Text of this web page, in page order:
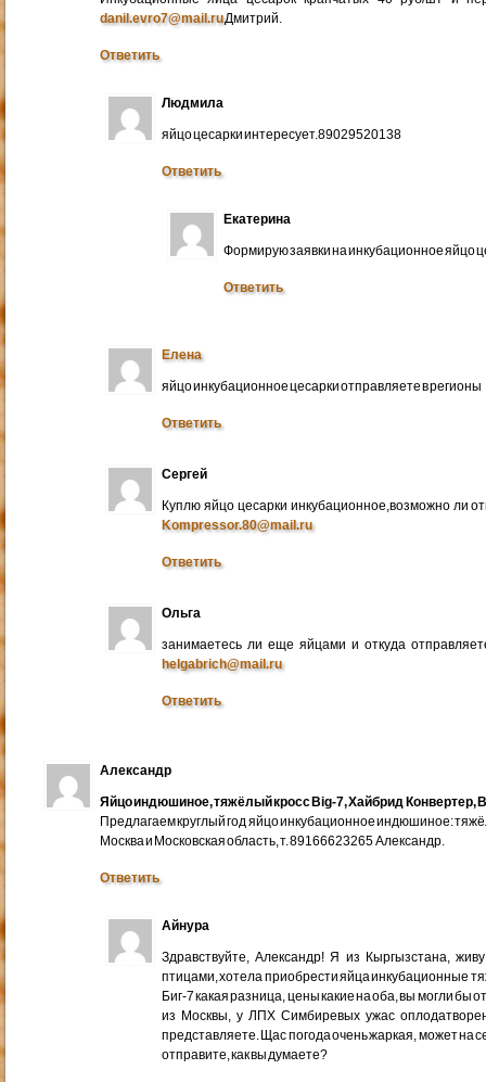
danil.evro7@mail.ruДмитрий.
Ответить
Людмила
яйцо цесарки интересует.89029520138
Ответить
Екатерина
Формирую заявки на инкубационное яйцо
Ответить
Елена
яйцо инкубационное цесарки отправляете в регионы
Ответить
Сергей
Куплю яйцо цесарки инкубационное,возможно ли
Kompressor.80@mail.ru
Ответить
Ольга
занимаетесь ли еще яйцами и откуда
helgabrich@mail.ru
Ответить
Александр
Яйцо индюшиное, тяжёлый кросс Big-7, Хайбрид Конвертер,
Предлагаем круглый год яйцо инкубационное индюшиное:
Москва и Московская область, т. 89166623265 Александр.
Ответить
Айнура
Здравствуйте, Александр! Я из Кыргызстана,
птицами, хотела приобрести яйца инкубационные
Биг-7 какая разница, цены какие на оба, вы могли бы
из Москвы, у ЛПХ Симбиревых ужас
представляете. Щас погода очень жаркая, может на
отправите, как вы думаете?